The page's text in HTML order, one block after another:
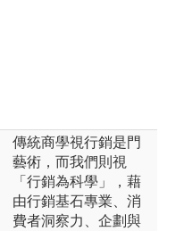
傳統商學視行銷是門
藝術，而我們則視
「行銷為科學」，藉
由行銷基石專業、消
費者洞察力、企劃與